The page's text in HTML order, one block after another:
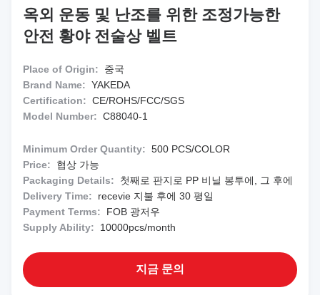
옥외 운동 및 난조를 위한 조정가능한
안전 황야 전술상 벨트
Place of Origin:
중국
Brand Name: YAKEDA
Certification: CE/ROHS/FCC/SGS
Model Number: C88040-1
Minimum Order Quantity: 500 PCS/COLOR
Price:
협상 가능
Packaging Details:
첫째로 판지로 PP 비닐 봉투에, 그 후에
Delivery Time:
recevie 지불 후에 30 평일
Payment Terms:
FOB 광저우
Supply Ability:
10000pcs/month
지금 문의